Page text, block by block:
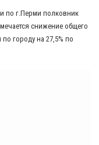
по г.Перми полковник
снижение общего
городу на 27,5% по